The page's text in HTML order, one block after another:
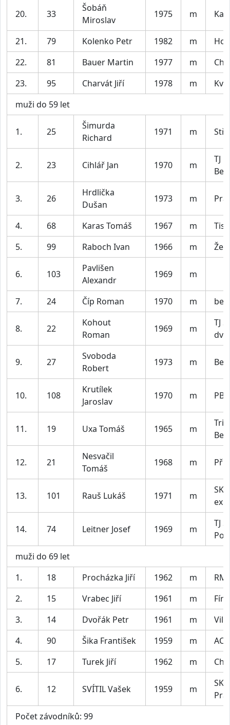
20. 33
Šobáň
Miroslav
1975 m
21. 79 Kolenko Petr 1982 m
22.
81 Bauer Martin 1977 m
23.
95 Charvát Jiří 1978 m
muži do 59 let
1. 25
Šimurda
Richard
1971 m
2. 23 Cihlář Jan 1970 m
TJ
3. 26
Hrdlička
Dušan
1973 m
4. 68 Karas Tomáš 1967 m
5.
99 Raboch Ivan 1966 m
6. 103
Pavlišen
Alexandr
1969 m
7. 24 Číp Roman 1970 m
8. 22
Kohout
Roman
1969 m
TJ
9. 27
Svoboda
Robert
1973 m
10. 108
Krutílek
Jaroslav
1970 m PB
11. 19 Uxa Tomáš 1965 m
12. 21
Nesvačil
Tomáš
1968 m
13. 101 Rauš Lukáš 1971 m
SK
14. 74 Leitner Josef 1969 m
TJ
muži do 69 let
1.
18 Procházka Jiří 1962 m
2.
15 Vrabec Jiří 1961 m
3.
14 Dvořák Petr 1961 m
4.
90 Šika František 1959 m
AC
5.
17 Turek Jiří 1962 m
6. 12 SVÍTIL Vašek 1959 m
Počet závodníků: 99